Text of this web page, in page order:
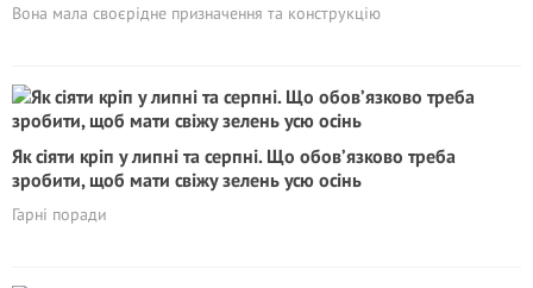
Вона мала своєрідне призначення та конструкцію
Як сіяти кріп у липні та серпні. Що обов’язково треба
зробити, щоб мати свіжу зелень усю осінь
Гарні поради